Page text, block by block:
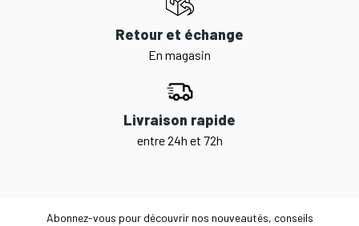
Retour et échange
En magasin
Livraison rapide
entre 24h et 72h
Abonnez-vous pour découvrir nos nouveautés, conseils